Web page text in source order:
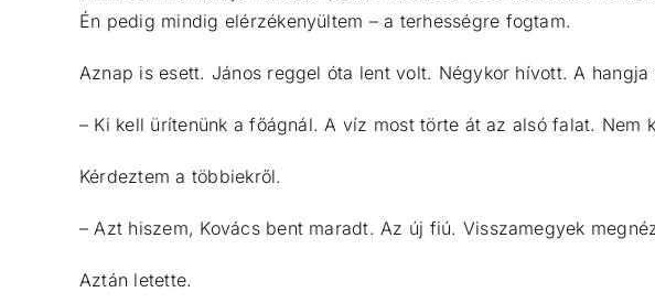
Én pedig mindig elérzékenyültem – a terhességre fogtam.
Aznap is esett. János reggel óta lent volt. Négykor hívott. A hangja
– Ki kell ürítenünk a főágnál. A víz most törte át az alsó falat. Nem
Kérdeztem a többiekről.
– Azt hiszem, Kovács bent maradt. Az új fiú. Visszamegyek
Aztán letette.